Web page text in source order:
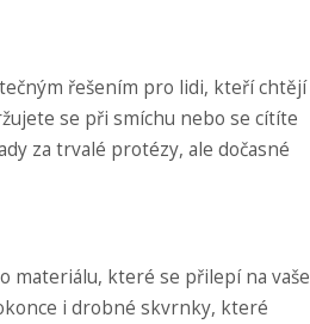
řešením pro lidi, kteří chtějí
se při smíchu nebo se cítíte
za trvalé protézy, ale dočasné
materiálu, které se přilepí na vaše
i drobné skvrnky, které